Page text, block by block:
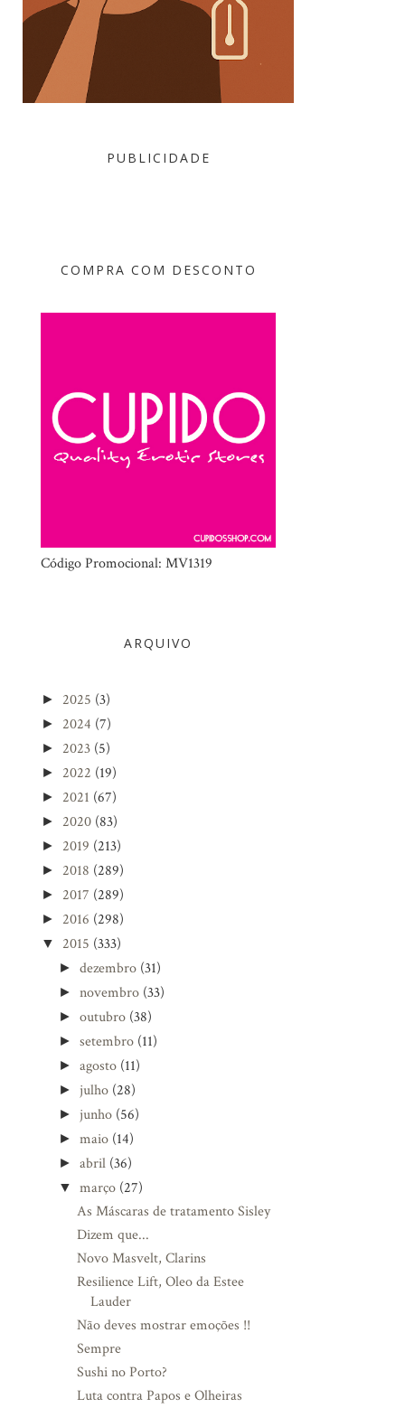
PUBLICIDADE
COMPRA COM DESCONTO
Código Promocional: MV1319
ARQUIVO
► 2025 (3)
► 2024 (7)
► 2023 (5)
► 2022 (19)
► 2021 (67)
► 2020 (83)
► 2019 (213)
► 2018 (289)
► 2017 (289)
► 2016 (298)
▼ 2015 (333)
►dezembro (31)
►novembro (33)
►outubro (38)
►setembro (11)
►agosto (11)
► julho (28)
► junho (56)
►maio (14)
►abril (36)
▼março (27)
As Máscaras de tratamento Sisley
Dizem que...
Novo Masvelt, Clarins
Resilience Lift, Oleo da Estee
Lauder
Não deves mostrar emoções !!
Sempre
Sushi no Porto?
Luta contra Papos e Olheiras